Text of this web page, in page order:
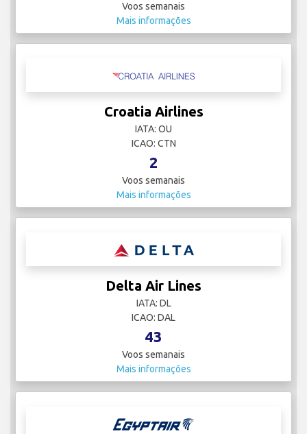
Voos semanais
Mais informações
Croatia Airlines
IATA: OU
ICAO: CTN
2
Voos semanais
Mais informações
Delta Air Lines
IATA: DL
ICAO: DAL
43
Voos semanais
Mais informações